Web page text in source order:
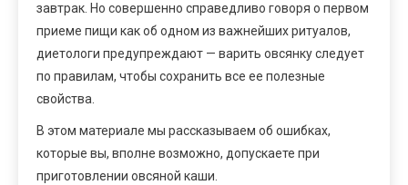
завтрак. Но совершенно справедливо говоря о первом
приеме пищи как об одном из важнейших ритуалов,
диетологи предупреждают — варить овсянку следует
по правилам, чтобы сохранить все ее полезные
свойства.
В этом материале мы рассказываем об ошибках,
которые вы, вполне возможно, допускаете при
приготовлении овсяной каши.